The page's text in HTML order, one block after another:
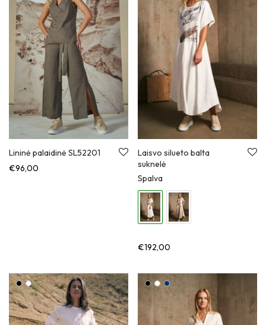
Lininė palaidinė SL52201
€96,00
Laisvo silueto balta
suknelė
Spalva
€192,00